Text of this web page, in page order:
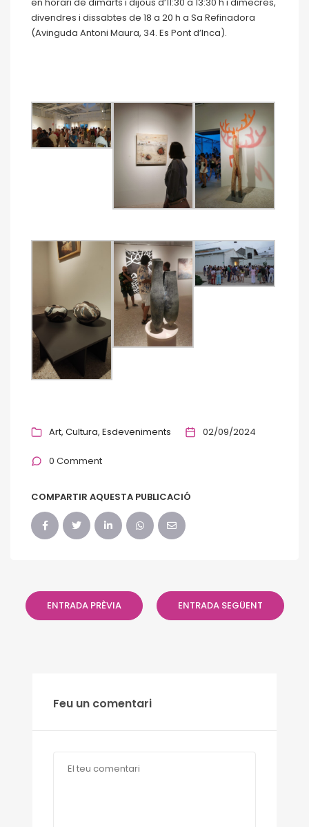
divendres i dissabtes de 18 a 20 h a Sa Refinadora
(Avinguda Antoni Maura, 34. Es Pont d’Inca).
Art Cultura Esdeveniments 02/09/2024
0 Comment
COMPARTIR AQUESTA PUBLICACIÓ
ENTRADA PRÈVIA ENTRADA SEGÜENT
Feu un comentari